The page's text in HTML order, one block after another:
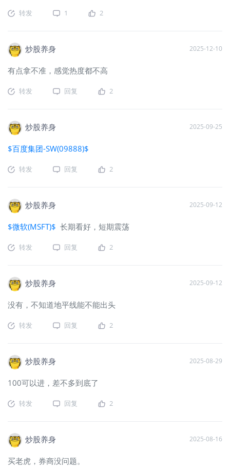
转发 1 2
炒股养身 2025-12-10
有点拿不准，感觉热度都不高
转发 回复 2
炒股养身 2025-09-25
$百度集团-SW(09888)$
转发 回复 2
炒股养身 2025-09-12
$微软(MSFT)$ 长期看好，短期震荡
转发 回复 2
炒股养身 2025-09-12
没有，不知道地平线能不能出头
转发 回复 2
炒股养身 2025-08-29
100可以进，差不多到底了
转发 回复 2
炒股养身 2025-08-16
买老虎，券商没问题。